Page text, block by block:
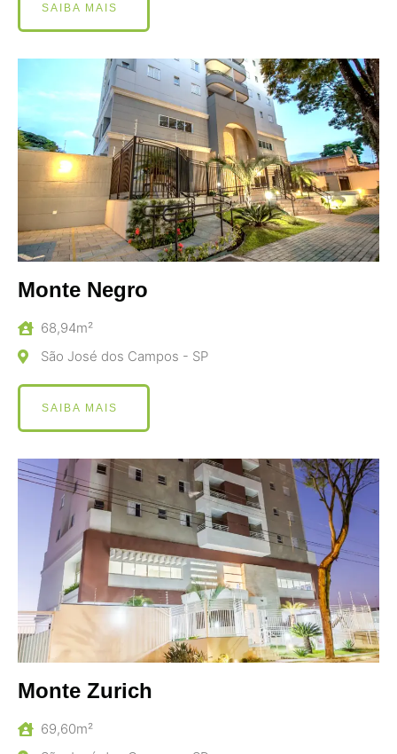
SAIBA MAIS
Monte Negro
68,94m²
São José dos Campos - SP
SAIBA MAIS
Monte Zurich
69,60m²